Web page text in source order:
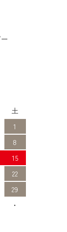
土
1
8
15
22
29
・